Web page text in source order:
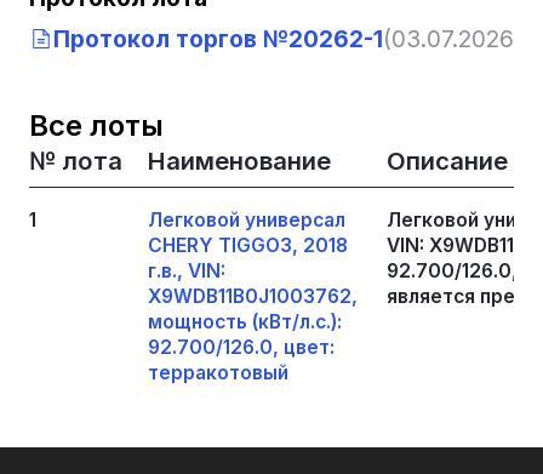
Протокол торгов №20262-1(03.07.2026,
Все лоты
№ лота Наименование Описание
1
Легковой универсал
CHERY TIGGO3, 2018
г.в., VIN:
X9WDB11B0J1003762,
мощность (кВт/л.с.):
92.700/126.0, цвет:
терракотовый
Легковой
VIN:
92.700/126.0,
является